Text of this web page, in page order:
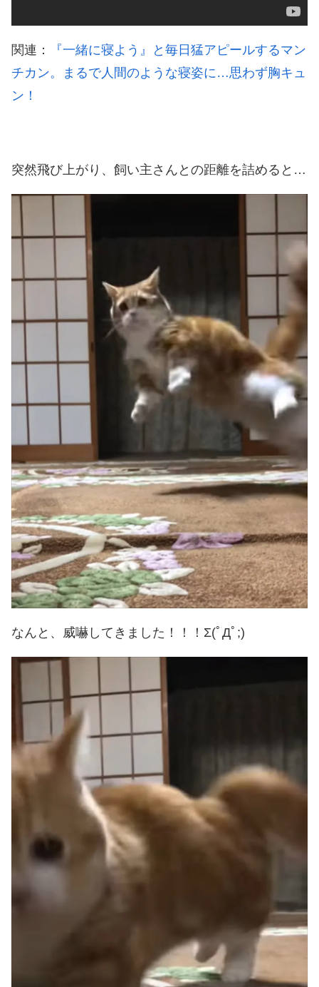
関連：
『一緒に寝よう』と毎日猛アピールするマン
チカン。まるで人間のような寝姿に…思わず胸キュ
ン！
突然飛び上がり、飼い主さんとの距離を詰めると…
なんと、威嚇してきました！！！Σ(ﾟДﾟ;)